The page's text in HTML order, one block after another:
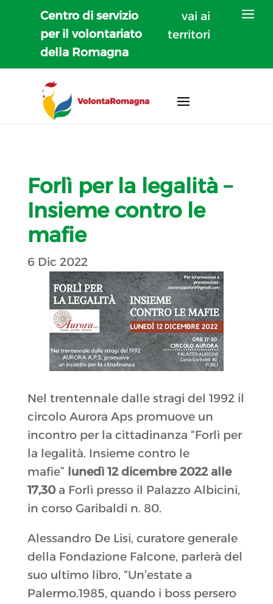
Centro di servizio
per il volontariato
della Romagna
vai ai
territori
Forlì per la legalità –
Insieme contro le
mafie
6 Dic 2022
Nel trentennale dalle stragi del 1992 il
circolo Aurora Aps promuove un
incontro per la cittadinanza “Forlì per
la legalità. Insieme contro le
mafie” lunedì 12 dicembre 2022 alle
17,30a Forlì presso il Palazzo Albicini,
in corso Garibaldi n. 80.
Alessandro De Lisi, curatore generale
della Fondazione Falcone, parlerà del
suo ultimo libro, “Un’estate a
Palermo.1985, quando i boss persero